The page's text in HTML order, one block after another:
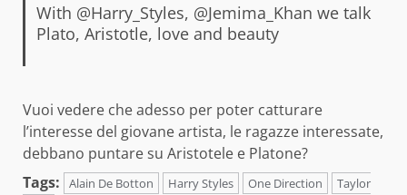
With @Harry_Styles, @Jemima_Khan we talk
Plato, Aristotle, love and beauty
Vuoi vedere che adesso per poter catturare
l’interesse del giovane artista, le ragazze interessate,
debbano puntare su Aristotele e Platone?
Tags:
Alain De Botton Harry Styles One Direction
Taylor